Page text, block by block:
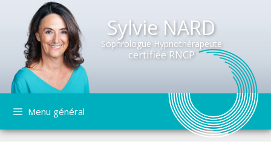
Sylvie NARD
Sophrologue Hypnothérapeute
certifiée RNCP
contenu
Menu général